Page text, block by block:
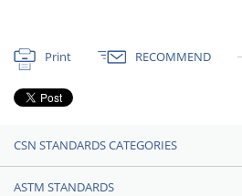
Print RECOMMEND
CSN STANDARDS CATEGORIES
ASTM STANDARDS